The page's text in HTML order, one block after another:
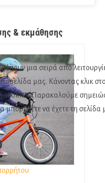
& εκμάθησης
μια σειρά από
μας. Κάνοντας κλικ
cookies. Παρακαλούμε
μπορέσετε να έχετε τη σελίδα